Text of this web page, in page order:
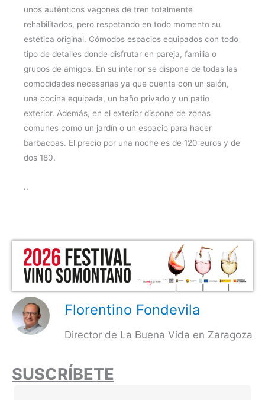
unos auténticos vagones de tren totalmente
rehabilitados, pero respetando en todo momento su
estética original. Cómodos espacios equipados con todo
tipo de detalles donde disfrutar en pareja, familia o
grupos de amigos. En su interior se dispone de todas las
comodidades necesarias ya que cuenta con un salón,
una cocina equipada, un baño privado y un patio
exterior. Además, en el exterior dispone de zonas
comunes como un jardín o un espacio para hacer
barbacoas. El precio por una noche es de 120 euros y de
dos 180.
..
Florentino Fondevila
Director de La Buena Vida en Zaragoza
SUSCRÍBETE